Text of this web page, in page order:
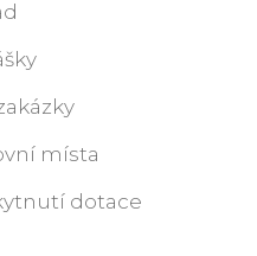
místa
dotace